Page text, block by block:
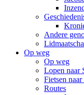
Andere
Op weg
Op weg
Lopen naar
Fietsen
Routes